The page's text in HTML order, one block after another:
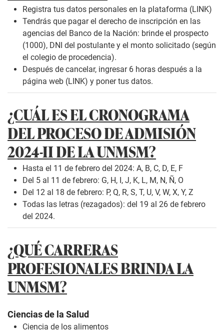
Registra tus datos personales en la plataforma (LINK)
Tendrás que pagar el derecho de inscripción en las
agencias del Banco de la Nación: brinde el prospecto
(1000), DNI del postulante y el monto solicitado (según
el colegio de procedencia).
Después de cancelar, ingresar 6 horas después a la
página web (LINK) y poner tus datos.
¿CUÁL ES EL CRONOGRAMA
DEL PROCESO DE ADMISIÓN
2024-II DE LA UNMSM?
Hasta el 11 de febrero del 2024: A, B, C, D, E, F
Del 5 al 11 de febrero: G, H, I, J, K, L, M, N, Ñ, O
Del 12 al 18 de febrero: P, Q, R, S, T, U, V, W, X, Y, Z
Todas las letras (rezagados): del 19 al 26 de febrero
del 2024.
¿QUÉ CARRERAS
PROFESIONALES BRINDA LA
UNMSM?
Ciencias de la Salud
Ciencia de los alimentos